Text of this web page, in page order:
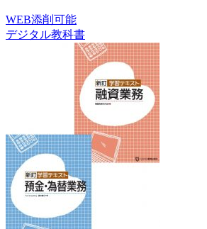
WEB添削可能
デジタル教科書